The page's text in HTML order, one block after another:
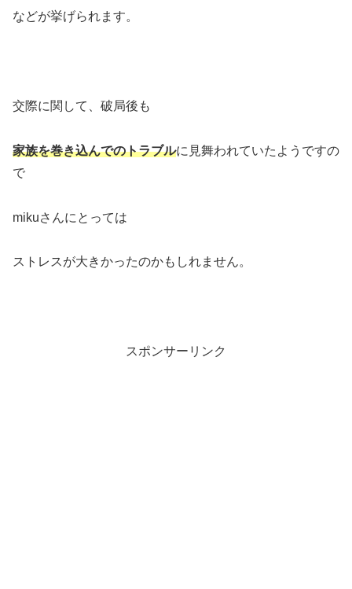
などが挙げられます。
交際に関して、破局後も
家族を巻き込んでのトラブルに見舞われていたようですの
で
mikuさんにとっては
ストレスが大きかったのかもしれません。
スポンサーリンク